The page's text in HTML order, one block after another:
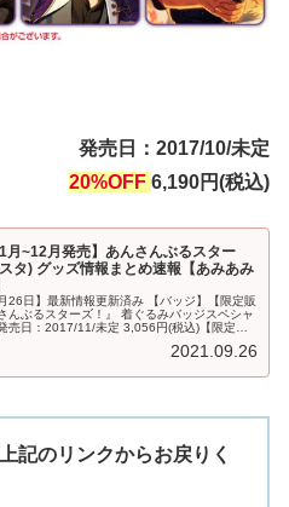
発売日：2017/10/未定
20%OFF 6,190円(税込)
1月~12月発売】あんさんぶるスター
タ) グッズ情報まとめ速報【あみあみ
26日】最新情報更新済み 【バッジ】【限定販
んぶるスターズ！』 着ぐるみバッジスペシャ
売日：2017/11/未定 3,056円(税込)【限定販
2021.09.26
記のリンクからお戻りく